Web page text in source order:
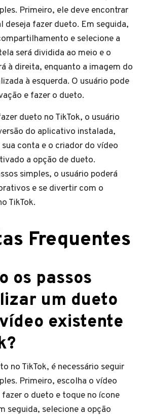
Primeiro, ele deve encontrar
deseja fazer dueto. Em seguida,
e selecione a
será dividida ao meio e o
à direita, enquanto a imagem do
à esquerda. O usuário pode
e fazer o dueto.
dueto no TikTok, o usuário
do aplicativo instalada,
conta e o criador do vídeo
a opção de dueto.
simples, o usuário poderá
e se divertir com o
TikTok.
Frequentes
os passos
um dueto
existente
no TikTok, é necessário seguir
Primeiro, escolha o vídeo
o dueto e toque no ícone
seguida, selecione a opção